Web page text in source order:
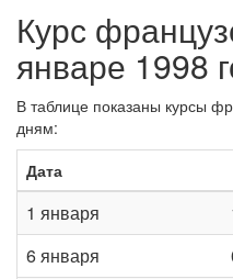
Курс
январе 1998
В таблице показаны курсы
дням:
Дата
1 января
6 января